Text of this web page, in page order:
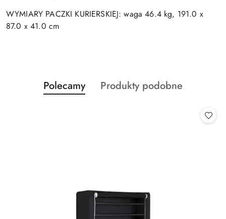
WYMIARY PACZKI KURIERSKIEJ: waga 46.4 kg, 191.0 x
87.0 x 41.0 cm
Pomiń karuzelę produktów
Produkty
o
Polecamy
Produkty
Produkty podobne